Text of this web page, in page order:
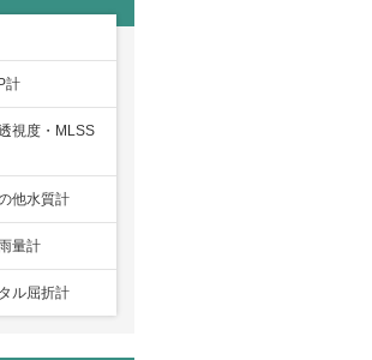
計
視度・MLSS
他水質計
量計
ル屈折計